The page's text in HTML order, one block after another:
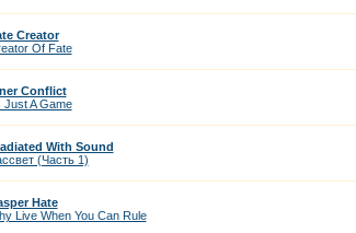
Creator
Of Fate
Conflict
Just A Game
With Sound
(Часть 1)
Hate
Live When You Can Rule